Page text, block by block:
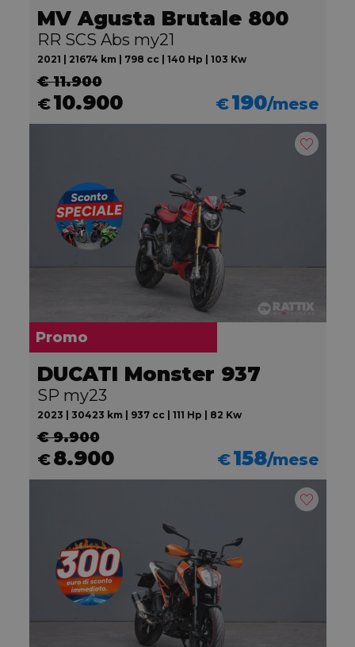
MV Agusta Brutale 800
RR SCS Abs my21
2021 | 21674 km | 798 cc | 140 Hp | 103 Kw
€ 11.900
€10.900 €190/mese
Promo
DUCATI Monster 937
SP my23
2023 | 30423 km | 937 cc | 111 Hp | 82 Kw
€ 9.900
€8.900 €158/mese